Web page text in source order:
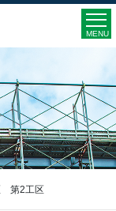
MENU
第2工区